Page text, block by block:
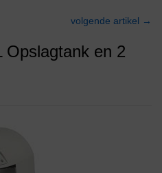
volgende artikel →
Opslagtank en 2